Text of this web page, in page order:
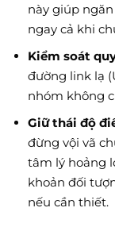
này giúp
ngay cả khi
Kiểm soát
đường link lạ
nhóm không
Giữ thái độ
đừng vội vã
tâm lý hoảng
khoản đối
nếu cần thiết.